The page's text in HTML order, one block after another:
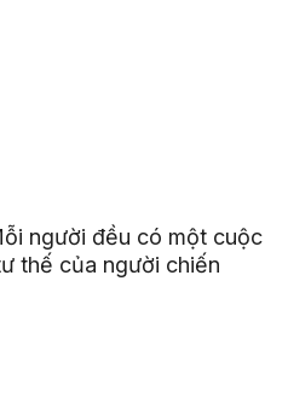
người đều có một cuộc
thế của người chiến